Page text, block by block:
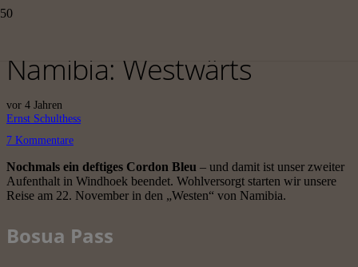
Namibia: Westwärts
vor 4 Jahren
Ernst Schulthess
7 Kommentare
Nochmals ein deftiges Cordon Bleu – und damit ist unser zweiter
Aufenthalt in Windhoek beendet. Wohlversorgt starten wir unsere
Reise am 22. November in den „Westen“ von Namibia.
Bosua Pass